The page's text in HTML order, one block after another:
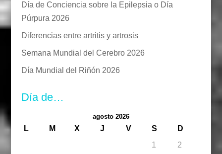
Día de Conciencia sobre la Epilepsia o Día
Púrpura 2026
Diferencias entre artritis y artrosis
Semana Mundial del Cerebro 2026
Día Mundial del Riñón 2026
Día de…
agosto 2026
L M X J V S
D
1
2